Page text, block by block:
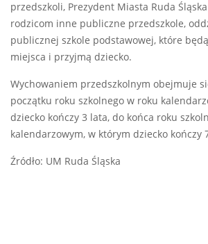
przedszkoli, Prezydent Miasta Ruda
rodzicom inne publiczne przedszkole,
publicznej szkole podstawowej, które
miejsca i przyjmą dziecko.
Wychowaniem przedszkolnym obejmuje
początku roku szkolnego w roku
dziecko kończy 3 lata, do końca roku
kalendarzowym, w którym dziecko kończy
Źródło: UM Ruda Śląska